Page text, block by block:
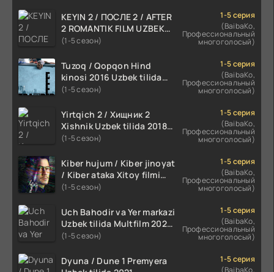
KEYIN 2 / ПОСЛЕ 2 / AFTER
2 ROMANTIK FILM UZBEK
TILIDA 2020 TARJIMA FILM
(1-5 сезон)
1-5 серия
(BaibaKo,
Профессиональный
многоголосый)
Tuzoq / Qopqon Hind
kinosi 2016 Uzbek tilida
tarjima film HD
(1-5 сезон)
1-5 серия
(BaibaKo,
Профессиональный
многоголосый)
Yirtqich 2 / Хищник 2
Xishnik Uzbek tilida 2018-
2024 O'zbekcha tarjima
(1-5 сезон)
1-5 серия
(BaibaKo,
Профессиональный
многоголосый)
Kiber hujum / Kiber jinoyat
/ Kiber ataka Xitoy filmi
Uzbek tilida O'zbekcha
HD skachat
(1-5 сезон)
1-5 серия
(BaibaKo,
Профессиональный
многоголосый)
Uch Bahodir va Yer markazi
Uzbek tilida Multfilm 2025
tarjima HD skachat
(1-5 сезон)
1-5 серия
(BaibaKo,
Профессиональный
многоголосый)
Dyuna / Dune 1 Premyera
1-5 серия
(BaibaKo,